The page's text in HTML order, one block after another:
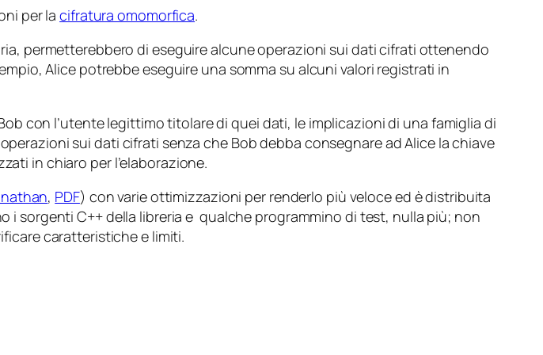
per lacifratura omomorfica.
permetterebbero di eseguire alcune operazioni sui dati cifrati ottenendo
Alice potrebbe eseguire una somma su alcuni valori registrati in
con l’utente legittimo titolare di quei dati, le implicazioni di una famiglia di
sui dati cifrati senza che Bob debba consegnare ad Alice la chiave
in chiaro per l’elaborazione.
, PDF) con varie ottimizzazioni per renderlo più veloce ed è distribuita
i sorgenti C++ della libreria e qualche programmino di test, nulla più; non
caratteristiche e limiti.